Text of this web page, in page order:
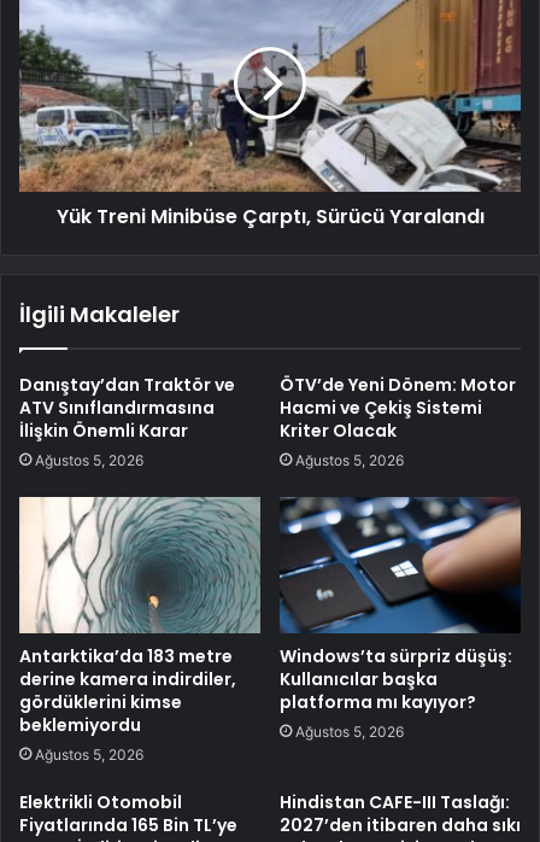
Yük Treni Minibüse Çarptı, Sürücü Yaralandı
İlgili Makaleler
Danıştay’dan Traktör ve
ATV Sınıflandırmasına
İlişkin Önemli Karar
Ağustos 5, 2026
ÖTV’de Yeni Dönem: Motor
Hacmi ve Çekiş Sistemi
Kriter Olacak
Ağustos 5, 2026
Antarktika’da 183 metre
derine kamera indirdiler,
gördüklerini kimse
beklemiyordu
Ağustos 5, 2026
Windows’ta sürpriz düşüş:
Kullanıcılar başka
platforma mı kayıyor?
Ağustos 5, 2026
Elektrikli Otomobil
Fiyatlarında 165 Bin TL’ye
Hindistan CAFE-III Taslağı:
2027’den itibaren daha sıkı